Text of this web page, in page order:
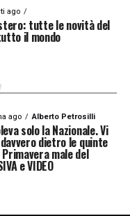
stampa è
i rumors di
con la
Fiorentina?
settimana fa
altre squadre.
ago
tutte le novità del
il mondo
ago Alberto Petrosilli
solo la Nazionale. Vi
dietro le quinte
Primavera male del
e VIDEO